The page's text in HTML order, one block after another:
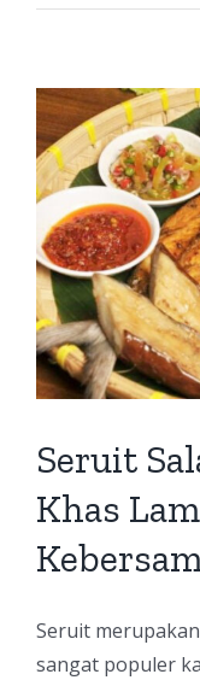
Seruit
Khas
Seruit
sangat populer